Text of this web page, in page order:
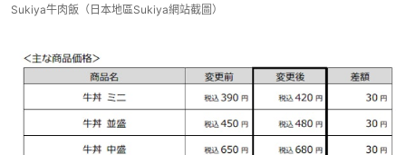
Sukiya牛肉飯（日本地區Sukiya網站截圖）